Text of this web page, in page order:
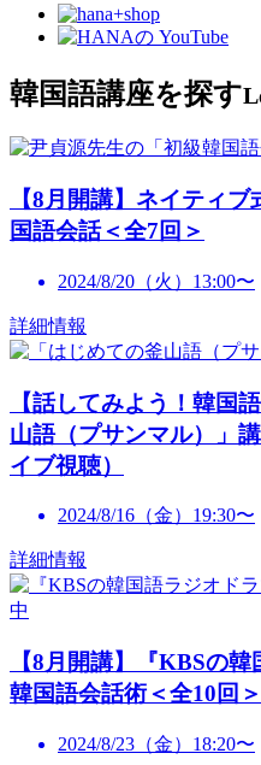
韓国語講座を探す
【8月開講】ネイティ
国語会話＜全7回＞
2024/8/20（火）13:00〜
詳細情報
【話してみよう！韓国
山語（プサンマル）」
イブ視聴）
2024/8/16（金）19:30〜
詳細情報
中
【8月開講】『KBSの
韓国語会話術＜全10回＞
2024/8/23（金）18:20〜